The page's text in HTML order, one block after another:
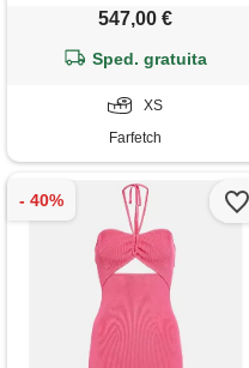
arancione
547,00 €
Sped. gratuita
XS
Farfetch